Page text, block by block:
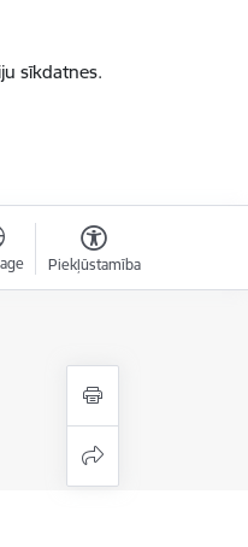
sīkdatnes.
Piekļūstamība